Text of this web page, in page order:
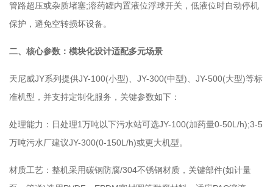
管路超压或杂质堵塞;溶药罐内置液位浮球开关，低液位时自动停机
保护，避免空转损坏设备。
二、核心参数：模块化设计适配多元场景
天尼威JY系列提供JY-100(小型)、JY-300(中型)、JY-500(大型)等标
准机型，并支持定制化服务，关键参数如下：
处理能力：日处理1万吨以下污水站可选JY-100(加药量0-50L/h);3-5
万吨污水厂建议JY-300(0-150L/h)或更大机型。
材质工艺：整机采用碳钢防腐/304不锈钢材质，关键部件(如计量